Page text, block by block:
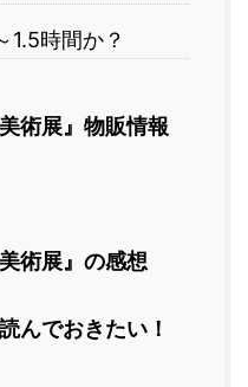
1.5時間か？
術展』物販情報
術展』の感想
んでおきたい！